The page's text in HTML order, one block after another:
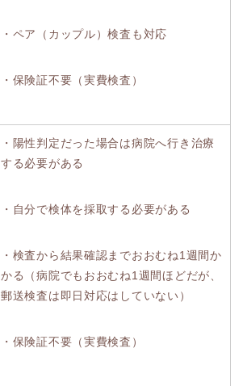
・ペア（カップル）検査も対応
・保険証不要（実費検査）
・陽性判定だった場合は病院へ行き治療
する必要がある
・自分で検体を採取する必要がある
・検査から結果確認までおおむね1週間か
かる（病院でもおおむね1週間ほどだが、
郵送検査は即日対応はしていない）
・保険証不要（実費検査）